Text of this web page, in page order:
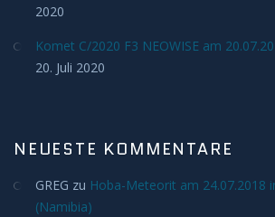
Satelliten
Meteore
Achondriten
Chondriten
2020
Komet C/2020 F3 NEOWISE am
20. Juli 2020
NEUESTE KOMMENTARE
GREG zu Hoba-Meteorit am 24.07.2018
(Namibia)